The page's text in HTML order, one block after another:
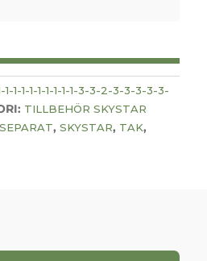
1-1-1-1-1-1-1-1-1-3-3-2-3-3-3-3-3-
TILLBEHÖR SKYSTAR
SEPARAT, SKYSTAR, TAK,